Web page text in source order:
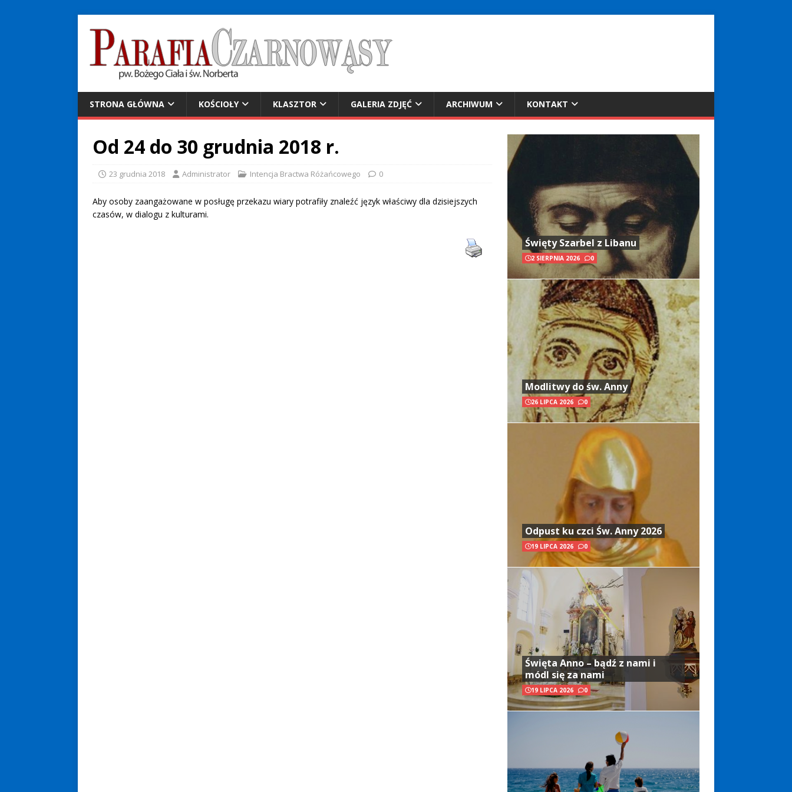
STRONA GŁÓWNA KOŚCIOŁY KLASZTOR GALERIA ZDJĘĆ ARCHIWUM KONTAKT
Od 24 do 30 grudnia 2018 r.
23 grudnia 2018 Administrator Intencja Bractwa Różańcowego 0
Aby osoby zaangażowane w posługę przekazu wiary potrafiły znaleźć język właściwy dla dzisiejszych
czasów, w dialogu z kulturami.
Święty Szarbel z Libanu
2 SIERPNIA 2026 0
Modlitwy do św. Anny
26 LIPCA 2026 0
Odpust ku czci Św. Anny 2026
19 LIPCA 2026 0
Święta Anno – bądź z nami i
módl się za nami
19 LIPCA 2026 0